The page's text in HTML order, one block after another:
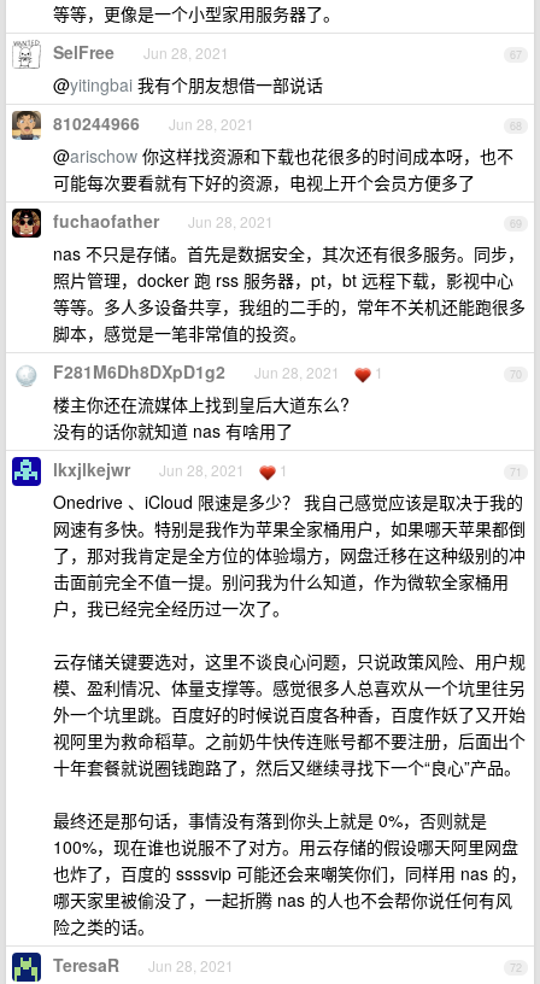
等等，更像是一个小型家用服务器了。
67
SelFree Jun 28, 2021
@yitingbai 我有个朋友想借一部说话
68
810244966 Jun 28, 2021
@arischow 你这样找资源和下载也花很多的时间成本呀，也不
可能每次要看就有下好的资源，电视上开个会员方便多了
69
fuchaofather Jun 28, 2021
nas 不只是存储。首先是数据安全，其次还有很多服务。同步，
照片管理，docker 跑 rss 服务器，pt，bt 远程下载，影视中心
等等。多人多设备共享，我组的二手的，常年不关机还能跑很多
脚本，感觉是一笔非常值的投资。
70
F281M6Dh8DXpD1g2 Jun 28, 2021 1
楼主你还在流媒体上找到皇后大道东么?
没有的话你就知道 nas 有啥用了
71
lkxjlkejwr Jun 28, 2021 1
Onedrive 、iCloud 限速是多少？ 我自己感觉应该是取决于我的
网速有多快。特别是我作为苹果全家桶用户，如果哪天苹果都倒
了，那对我肯定是全方位的体验塌方，网盘迁移在这种级别的冲
击面前完全不值一提。别问我为什么知道，作为微软全家桶用
户，我已经完全经历过一次了。
云存储关键要选对，这里不谈良心问题，只说政策风险、用户规
模、盈利情况、体量支撑等。感觉很多人总喜欢从一个坑里往另
外一个坑里跳。百度好的时候说百度各种香，百度作妖了又开始
视阿里为救命稻草。之前奶牛快传连账号都不要注册，后面出个
十年套餐就说圈钱跑路了，然后又继续寻找下一个“良心”产品。
最终还是那句话，事情没有落到你头上就是 0%，否则就是
100%，现在谁也说服不了对方。用云存储的假设哪天阿里网盘
也炸了，百度的 ssssvip 可能还会来嘲笑你们，同样用 nas 的，
哪天家里被偷没了，一起折腾 nas 的人也不会帮你说任何有风
险之类的话。
72
TeresaR Jun 28, 2021